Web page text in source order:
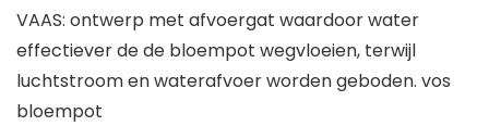
VAAS: ontwerp met afvoergat waardoor water
effectiever de de bloempot wegvloeien, terwijl
luchtstroom en waterafvoer worden geboden. vos
bloempot